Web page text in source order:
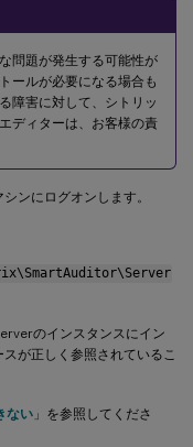
問題が発生する可能性が
ールが必要になる場合も
障害に対して、シトリッ
ディターは、お客様の責
ンにログオンします。
のインスタンスにイン
が正しく参照されているこ
ない 」を参照してくださ